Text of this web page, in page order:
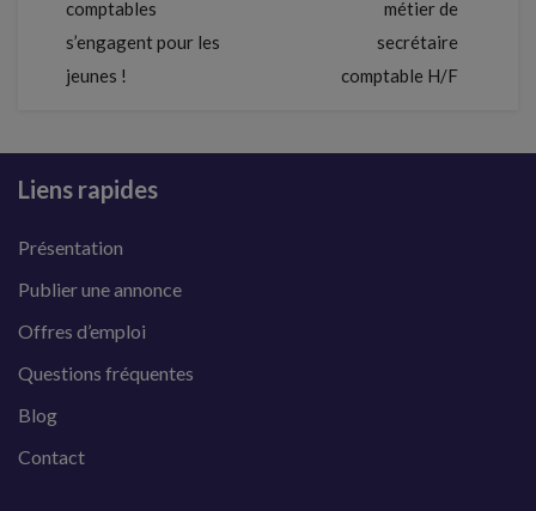
comptables
s’engagent pour les
jeunes !
métier de
secrétaire
comptable H/F
Liens rapides
Présentation
Publier une annonce
Offres d’emploi
Questions fréquentes
Blog
Contact